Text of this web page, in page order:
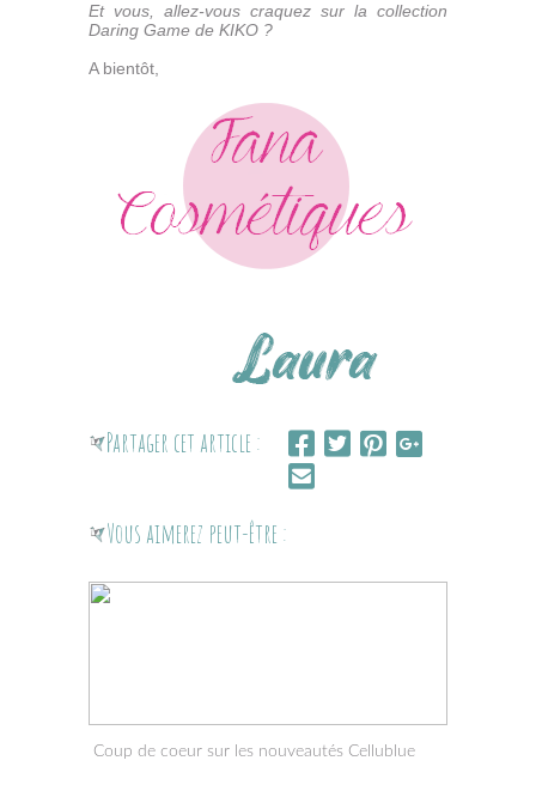
Et vous, allez-vous craquez sur la collection
Daring Game de KIKO ?
A bientôt,
Partager cet article :
Vous aimerez peut-être :
Coup de coeur sur les nouveautés Cellublue